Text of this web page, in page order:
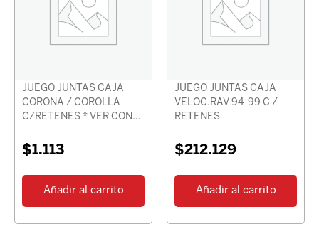
JUEGO JUNTAS CAJA
CORONA / COROLLA
C/RETENES * VER CON
$1.113
Añadir al carrito
JUEGO JUNTAS CAJA
VELOC.RAV 94-99 C /
RETENES
$212.129
Añadir al carrito